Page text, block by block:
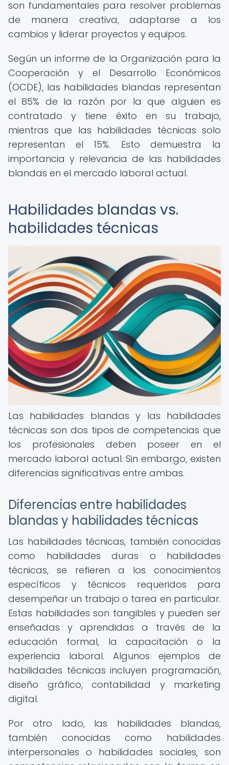
son fundamentales para resolver problemas
de manera creativa, adaptarse a los
cambios y liderar proyectos y equipos.
Según un informe de la Organización para la
Cooperación y el Desarrollo Económicos
(OCDE), las habilidades blandas representan
el 85% de la razón por la que alguien es
contratado y tiene éxito en su trabajo,
mientras que las habilidades técnicas solo
representan el 15%. Esto demuestra la
importancia y relevancia de las habilidades
blandas en el mercado laboral actual.
Habilidades blandas vs.
habilidades técnicas
Las habilidades blandas y las habilidades
técnicas son dos tipos de competencias que
los profesionales deben poseer en el
mercado laboral actual. Sin embargo, existen
diferencias significativas entre ambas.
Diferencias entre habilidades
blandas y habilidades técnicas
Las habilidades técnicas, también conocidas
como habilidades duras o habilidades
técnicas, se refieren a los conocimientos
específicos y técnicos requeridos para
desempeñar un trabajo o tarea en particular.
Estas habilidades son tangibles y pueden ser
enseñadas y aprendidas a través de la
educación formal, la capacitación o la
experiencia laboral. Algunos ejemplos de
habilidades técnicas incluyen programación,
diseño gráfico, contabilidad y marketing
digital.
Por otro lado, las habilidades blandas,
también conocidas como habilidades
interpersonales o habilidades sociales, son